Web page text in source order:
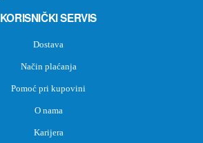
KORISNIČKI SERVIS
Dostava
Način plaćanja
Pomoć pri kupovini
O nama
Karijera